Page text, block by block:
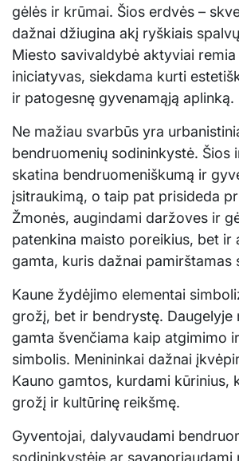
gėlės ir krūmai. Šios erdvės –
dažnai džiugina akį ryškiais
Miesto savivaldybė aktyviai remia
iniciatyvas, siekdama kurti
ir patogesnę gyvenamąją aplinką.
Ne mažiau svarbūs yra
bendruomenių sodininkystė. Šios
skatina bendruomeniškumą ir
įsitraukimą, o taip pat prisideda
Žmonės, augindami daržoves ir
patenkina maisto poreikius, bet ir
gamta, kuris dažnai pamirštamas
Kaune žydėjimo elementai
grožį, bet ir bendrystę. Daugelyje
gamta švenčiama kaip atgimimo
simbolis. Menininkai dažnai
Kauno gamtos, kurdami kūrinius,
grožį ir kultūrinę reikšmę.
Gyventojai, dalyvaudami
sodininkystėje ar savanoriaudami